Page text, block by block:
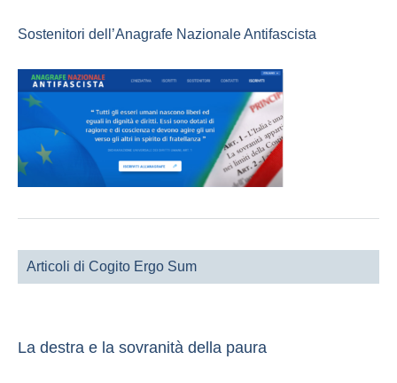
Sostenitori dell’Anagrafe Nazionale Antifascista
Articoli di Cogito Ergo Sum
La destra e la sovranità della paura